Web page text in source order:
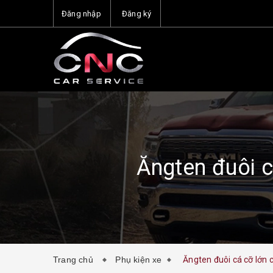
Đăng nhập Đăng ký
Ăngten đuôi
Trang chủ Phụ kiện xe Ăngten đuôi cá cỡ lớn